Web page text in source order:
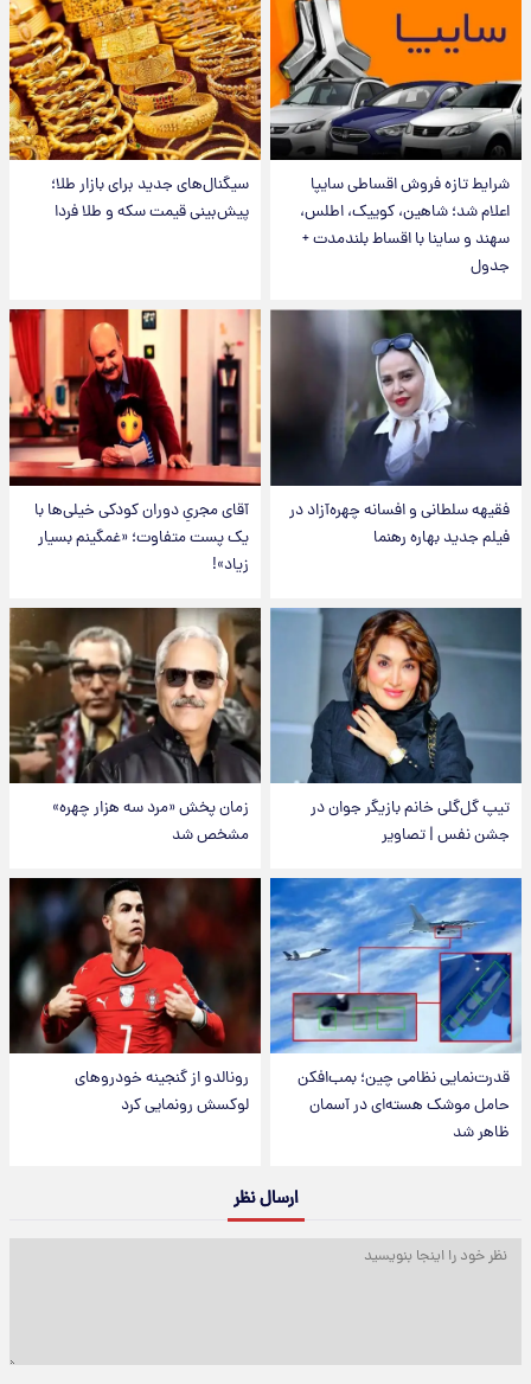
شرایط تازه فروش اقساطی سایپا
اعلام شد؛ شاهین، کوییک، اطلس،
سهند و ساینا با اقساط بلندمدت +
جدول
سیگنال‌های جدید برای بازار طلا؛
پیش‌بینی قیمت سکه و طلا فردا
فقیهه سلطانی و افسانه چهره‌آزاد در
فیلم جدید بهاره رهنما
آقای مجریِ دوران کودکی خیلی‌ها با
یک پست متفاوت؛ «غمگینم بسیار
زیاد»!
تیپ گل‌گلی خانم بازیگر جوان در
جشن نفس | تصاویر
زمان پخش «مرد سه هزار چهره»
مشخص شد
قدرت‌نمایی نظامی چین؛ بمب‌افکن
حامل موشک هسته‌ای در آسمان
ظاهر شد
رونالدو از گنجینه خودروهای
لوکسش رونمایی کرد
ارسال نظر